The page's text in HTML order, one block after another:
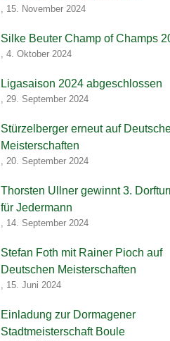
, 15. November 2024
Silke Beuter Champ of Champs
, 4. Oktober 2024
Ligasaison 2024 abgeschlossen
, 29. September 2024
Stürzelberger erneut auf
Meisterschaften
, 20. September 2024
Thorsten Ullner gewinnt 3.
für Jedermann
, 14. September 2024
Stefan Foth mit Rainer Pioch auf
Deutschen Meisterschaften
, 15. Juni 2024
Einladung zur Dormagener
Stadtmeisterschaft Boule